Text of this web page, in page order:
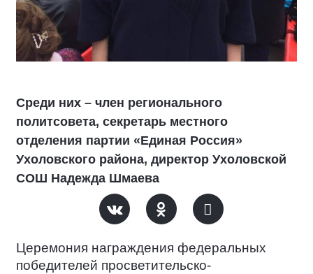
Среди них – член регионального
политсовета, секретарь местного
отделения партии «Единая Россия»
Ухоловского района, директор Ухоловской
СОШ Надежда Шмаева
Церемония награждения федеральных
победителей просветительско-